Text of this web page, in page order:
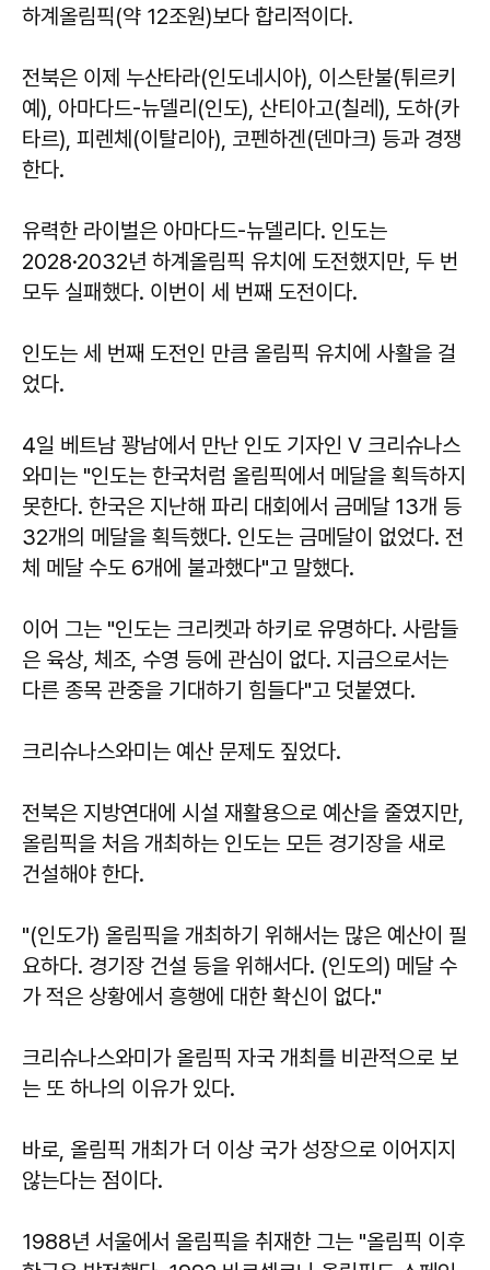
하계올림픽(약 12조원)보다 합리적이다.
전북은 이제 누산타라(인도네시아), 이스탄불(튀르키
예), 아마다드-뉴델리(인도), 산티아고(칠레), 도하(카
타르), 피렌체(이탈리아), 코펜하겐(덴마크) 등과 경쟁
한다.
유력한 라이벌은 아마다드-뉴델리다. 인도는
2028·2032년 하계올림픽 유치에 도전했지만, 두 번
모두 실패했다. 이번이 세 번째 도전이다.
인도는 세 번째 도전인 만큼 올림픽 유치에 사활을 걸
었다.
4일 베트남 꽝남에서 만난 인도 기자인 V 크리슈나스
와미는 "인도는 한국처럼 올림픽에서 메달을 획득하지
못한다. 한국은 지난해 파리 대회에서 금메달 13개 등
32개의 메달을 획득했다. 인도는 금메달이 없었다. 전
체 메달 수도 6개에 불과했다"고 말했다.
이어 그는 "인도는 크리켓과 하키로 유명하다. 사람들
은 육상, 체조, 수영 등에 관심이 없다. 지금으로서는
다른 종목 관중을 기대하기 힘들다"고 덧붙였다.
크리슈나스와미는 예산 문제도 짚었다.
전북은 지방연대에 시설 재활용으로 예산을 줄였지만,
올림픽을 처음 개최하는 인도는 모든 경기장을 새로
건설해야 한다.
"(인도가) 올림픽을 개최하기 위해서는 많은 예산이 필
요하다. 경기장 건설 등을 위해서다. (인도의) 메달 수
가 적은 상황에서 흥행에 대한 확신이 없다."
크리슈나스와미가 올림픽 자국 개최를 비관적으로 보
는 또 하나의 이유가 있다.
바로, 올림픽 개최가 더 이상 국가 성장으로 이어지지
않는다는 점이다.
1988년 서울에서 올림픽을 취재한 그는 "올림픽 이후